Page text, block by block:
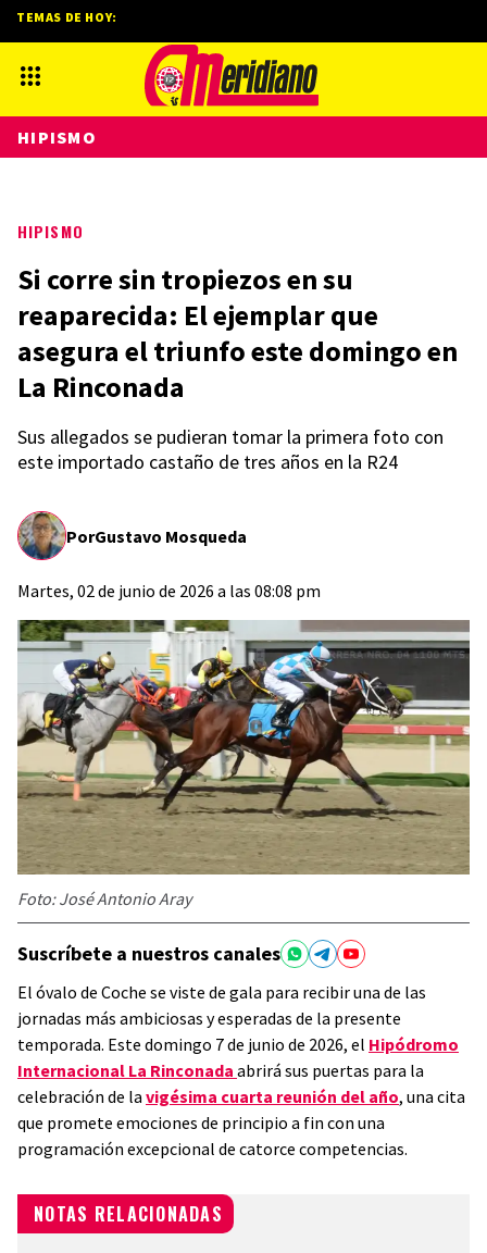
HIPISMO
Si corre sin tropiezos en su
reaparecida: El ejemplar que
asegura el triunfo este domingo en
La Rinconada
Sus allegados se pudieran tomar la primera foto con
este importado castaño de tres años en la R24
PorGustavo Mosqueda
Martes, 02 de junio de 2026 a las 08:08 pm
Foto: José Antonio Aray
Suscríbete a nuestros canales
El óvalo de Coche se viste de gala para recibir una de las
jornadas más ambiciosas y esperadas de la presente
temporada. Este domingo 7 de junio de 2026, el Hipódromo
Internacional La Rinconada abrirá sus puertas para la
celebración de la vigésima cuarta reunión del año, una cita
que promete emociones de principio a fin con una
programación excepcional de catorce competencias.
NOTAS RELACIONADAS
TEMAS DE HOY:
HIPISMO